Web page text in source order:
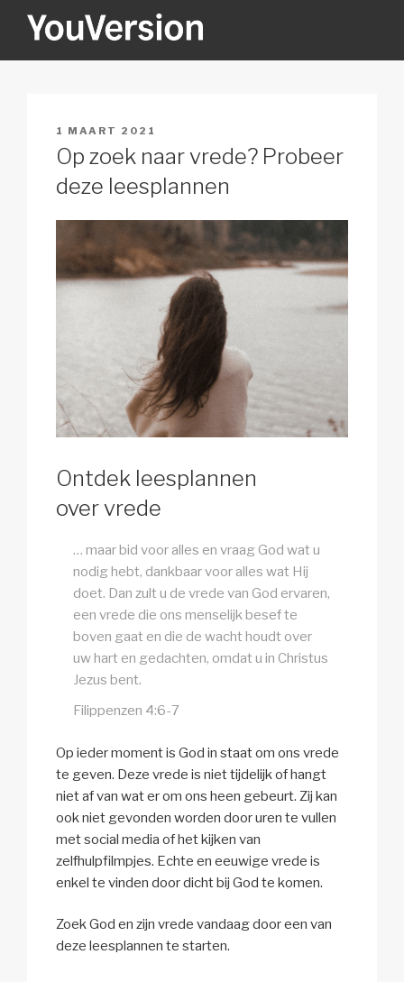
YOUVERSION
GEPLAATST
OP
1 MAART 2021
Op zoek naar vrede? Probeer
deze leesplannen
Ontdek leesplannen
over vrede
… maar bid voor alles en vraag God wat u
nodig hebt, dankbaar voor alles wat Hij
doet. Dan zult u de vrede van God ervaren,
een vrede die ons menselijk besef te
boven gaat en die de wacht houdt over
uw hart en gedachten, omdat u in Christus
Jezus bent.
Filippenzen 4:6-7
Op ieder moment is God in staat om ons vrede
te geven. Deze vrede is niet tijdelijk of hangt
niet af van wat er om ons heen gebeurt. Zij kan
ook niet gevonden worden door uren te vullen
met social media of het kijken van
zelfhulpfilmpjes. Echte en eeuwige vrede is
enkel te vinden door dicht bij God te komen.
Zoek God en zijn vrede vandaag door een van
deze leesplannen te starten.